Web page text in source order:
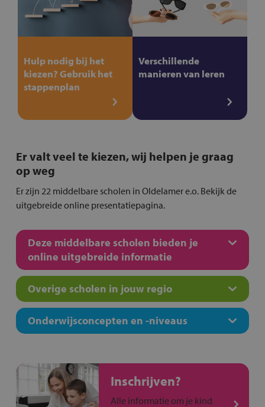
Hulp nodig bij het
kiezen? Gebruik het
stappenplan
Verschillende
manieren van leren
Er valt veel te kiezen, wij helpen je graag
op weg
Er zijn 22 middelbare scholen in Oldelamer e.o. Bekijk de
uitgebreide online presentatiepagina.
Deze middelbare scholen bieden je
online uitgebreide informatie
Overige scholen in jouw regio
Onderwijsconcepten en -niveaus
Inschrijven?
Alle informatie om je kind